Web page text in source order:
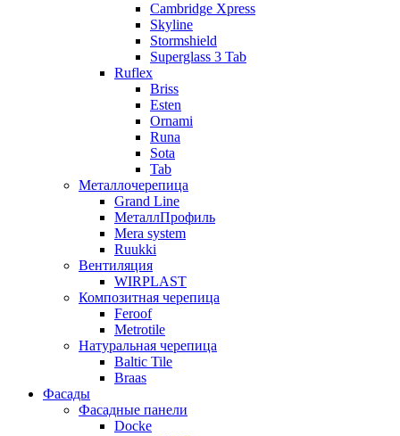
Cambridge Xpress
Skyline
Stormshield
Superglass 3 Tab
Ruflex
Briss
Esten
Ornami
Runa
Sota
Tab
Металлочерепица
Grand Line
МеталлПрофиль
Mera system
Ruukki
Вентиляция
WIRPLAST
Композитная черепица
Feroof
Metrotile
Натуральная черепица
Baltic Tile
Braas
Фасады
Фасадные панели
Docke